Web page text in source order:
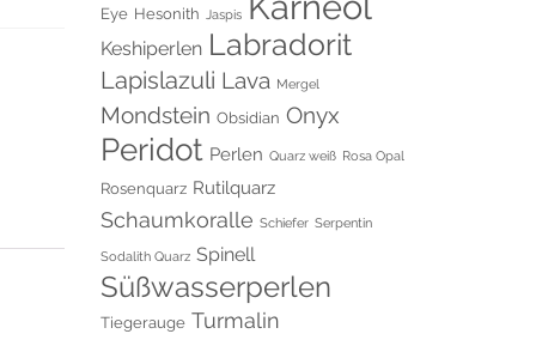
Eye Hesonith Jaspis
Keshiperlen Labradorit
Lapislazuli Lava Mergel
Mondstein Obsidian Onyx
Peridot Perlen Quarz weiß Rosa Opal
Rosenquarz Rutilquarz
Schaumkoralle Schiefer Serpentin
Sodalith Quarz Spinell
Süßwasserperlen
Tiegerauge Turmalin